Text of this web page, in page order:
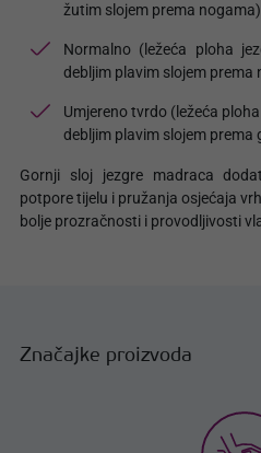
žutim slojem prema nogama)
Normalno (ležeća ploha
debljim plavim slojem prema
Umjereno tvrdo (ležeća
debljim plavim slojem prema
Gornji sloj jezgre madraca
potpore tijelu i pružanja osjećaja
bolje prozračnosti i provodljivosti
Značajke proizvoda